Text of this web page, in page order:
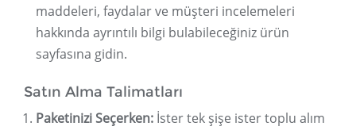
maddeleri, faydalar ve müşteri incelemeleri
hakkında ayrıntılı bilgi bulabileceğiniz ürün
sayfasına gidin.
Satın Alma Talimatları
Paketinizi Seçerken: İster tek şişe ister toplu alım